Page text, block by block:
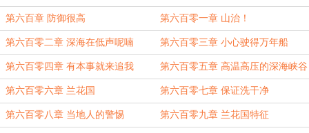
第六百章 防御很高 第六百零一章 山治！
第六百零二章 深海在低声呢喃 第六百零三章 小心驶得万年船
第六百零四章 有本事就来追我 第六百零五章 高温高压的深海峡谷
第六百零六章 兰花国 第六百零七章 保证洗干净
第六百零八章 当地人的警惕 第六百零九章 兰花国特征